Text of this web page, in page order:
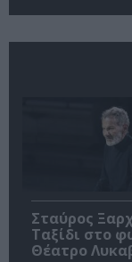
Σταύρος
Ταξίδι στο
Θέατρο